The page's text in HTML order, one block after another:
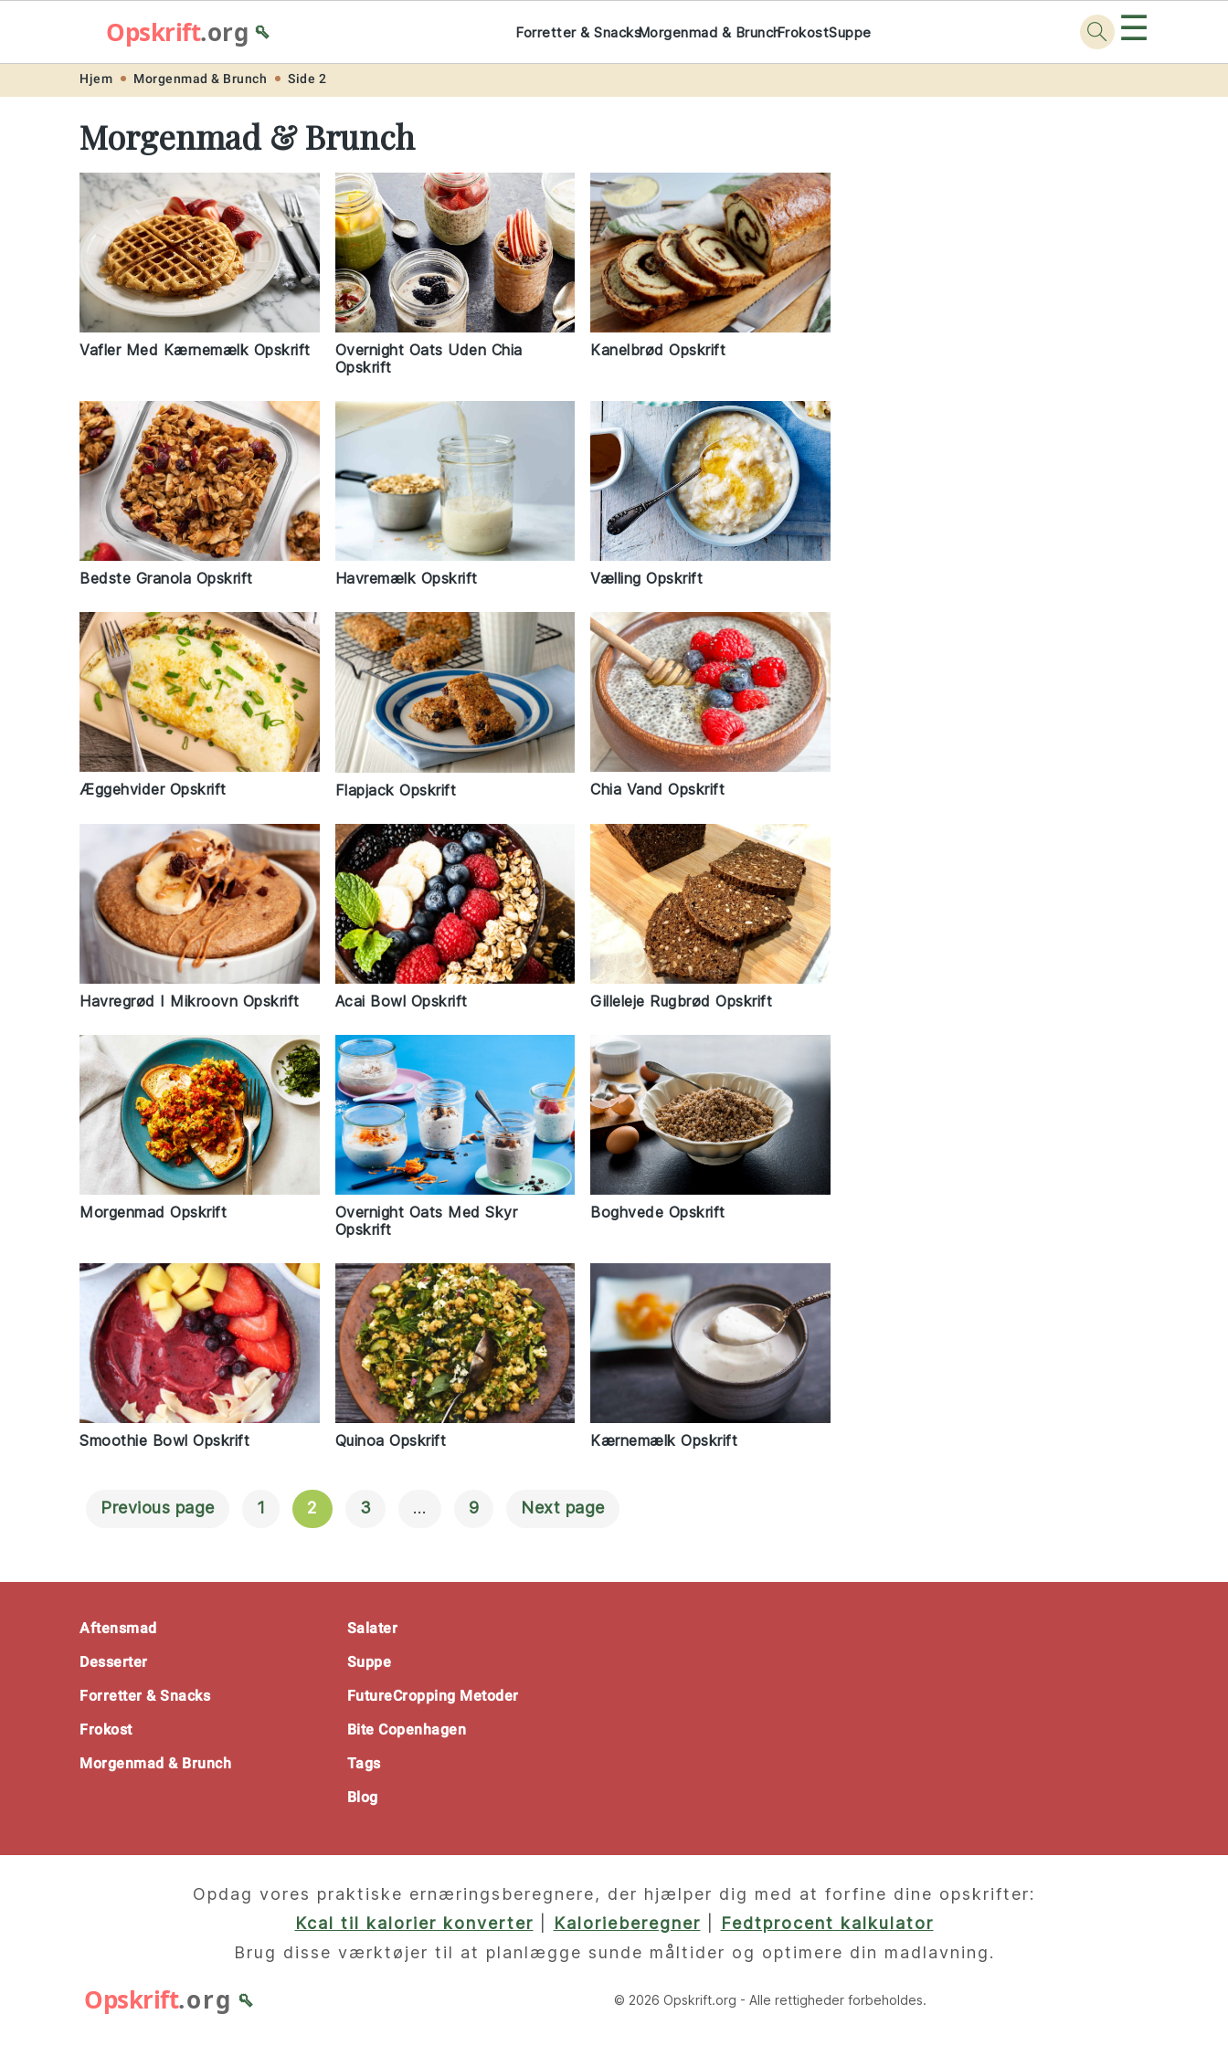
Opskrift.org🥄 Forretter & SnacksMorgenmad & BrunchFrokostSuppe ☰
Hjem Morgenmad & Brunch Side 2
Morgenmad & Brunch
Vafler Med Kærnemælk Opskrift
Overnight Oats Uden Chia
Opskrift
Kanelbrød Opskrift
Bedste Granola Opskrift Havremælk Opskrift Vælling Opskrift
Æggehvider Opskrift Flapjack Opskrift Chia Vand Opskrift
Havregrød I Mikroovn Opskrift Acai Bowl Opskrift Gilleleje Rugbrød Opskrift
Morgenmad Opskrift
Overnight Oats Med Skyr
Opskrift
Boghvede Opskrift
Smoothie Bowl Opskrift Quinoa Opskrift Kærnemælk Opskrift
Navigation
Indlæg
Previous page 1 2 3 … 9 Next page
Aftensmad
Desserter
Forretter & Snacks
Frokost
Morgenmad & Brunch
Salater
Suppe
FutureCropping Metoder
Bite Copenhagen
Tags
Blog
Opdag vores praktiske ernæringsberegnere, der hjælper dig med at forfine dine opskrifter:
Kcal til kalorier konverter
Kalorieberegner
Fedtprocent kalkulator
Brug disse værktøjer til at planlægge sunde måltider og optimere din madlavning.
Opskrift.org 🥄 © 2026 Opskrift.org - Alle rettigheder forbeholdes.